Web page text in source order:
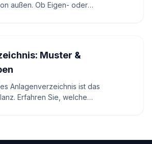
außen. Ob Eigen- oder
Muster &
Anlagenverzeichnis ist das
Erfahren Sie, welche